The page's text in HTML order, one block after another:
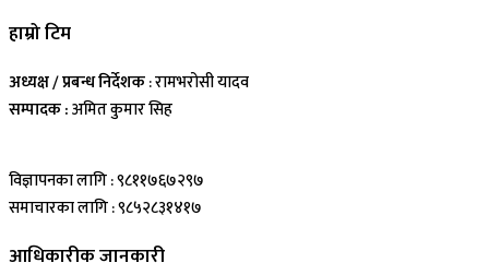
हाम्रो टिम
अध्यक्ष / प्रबन्ध निर्देशक: रामभरोसी यादव
सम्पादक :अमित कुमार सिह
विज्ञापनका लागि : ९८११७६७२९७
समाचारका लागि : ९८५२८३१४१७
आधिकारीक जानकारी